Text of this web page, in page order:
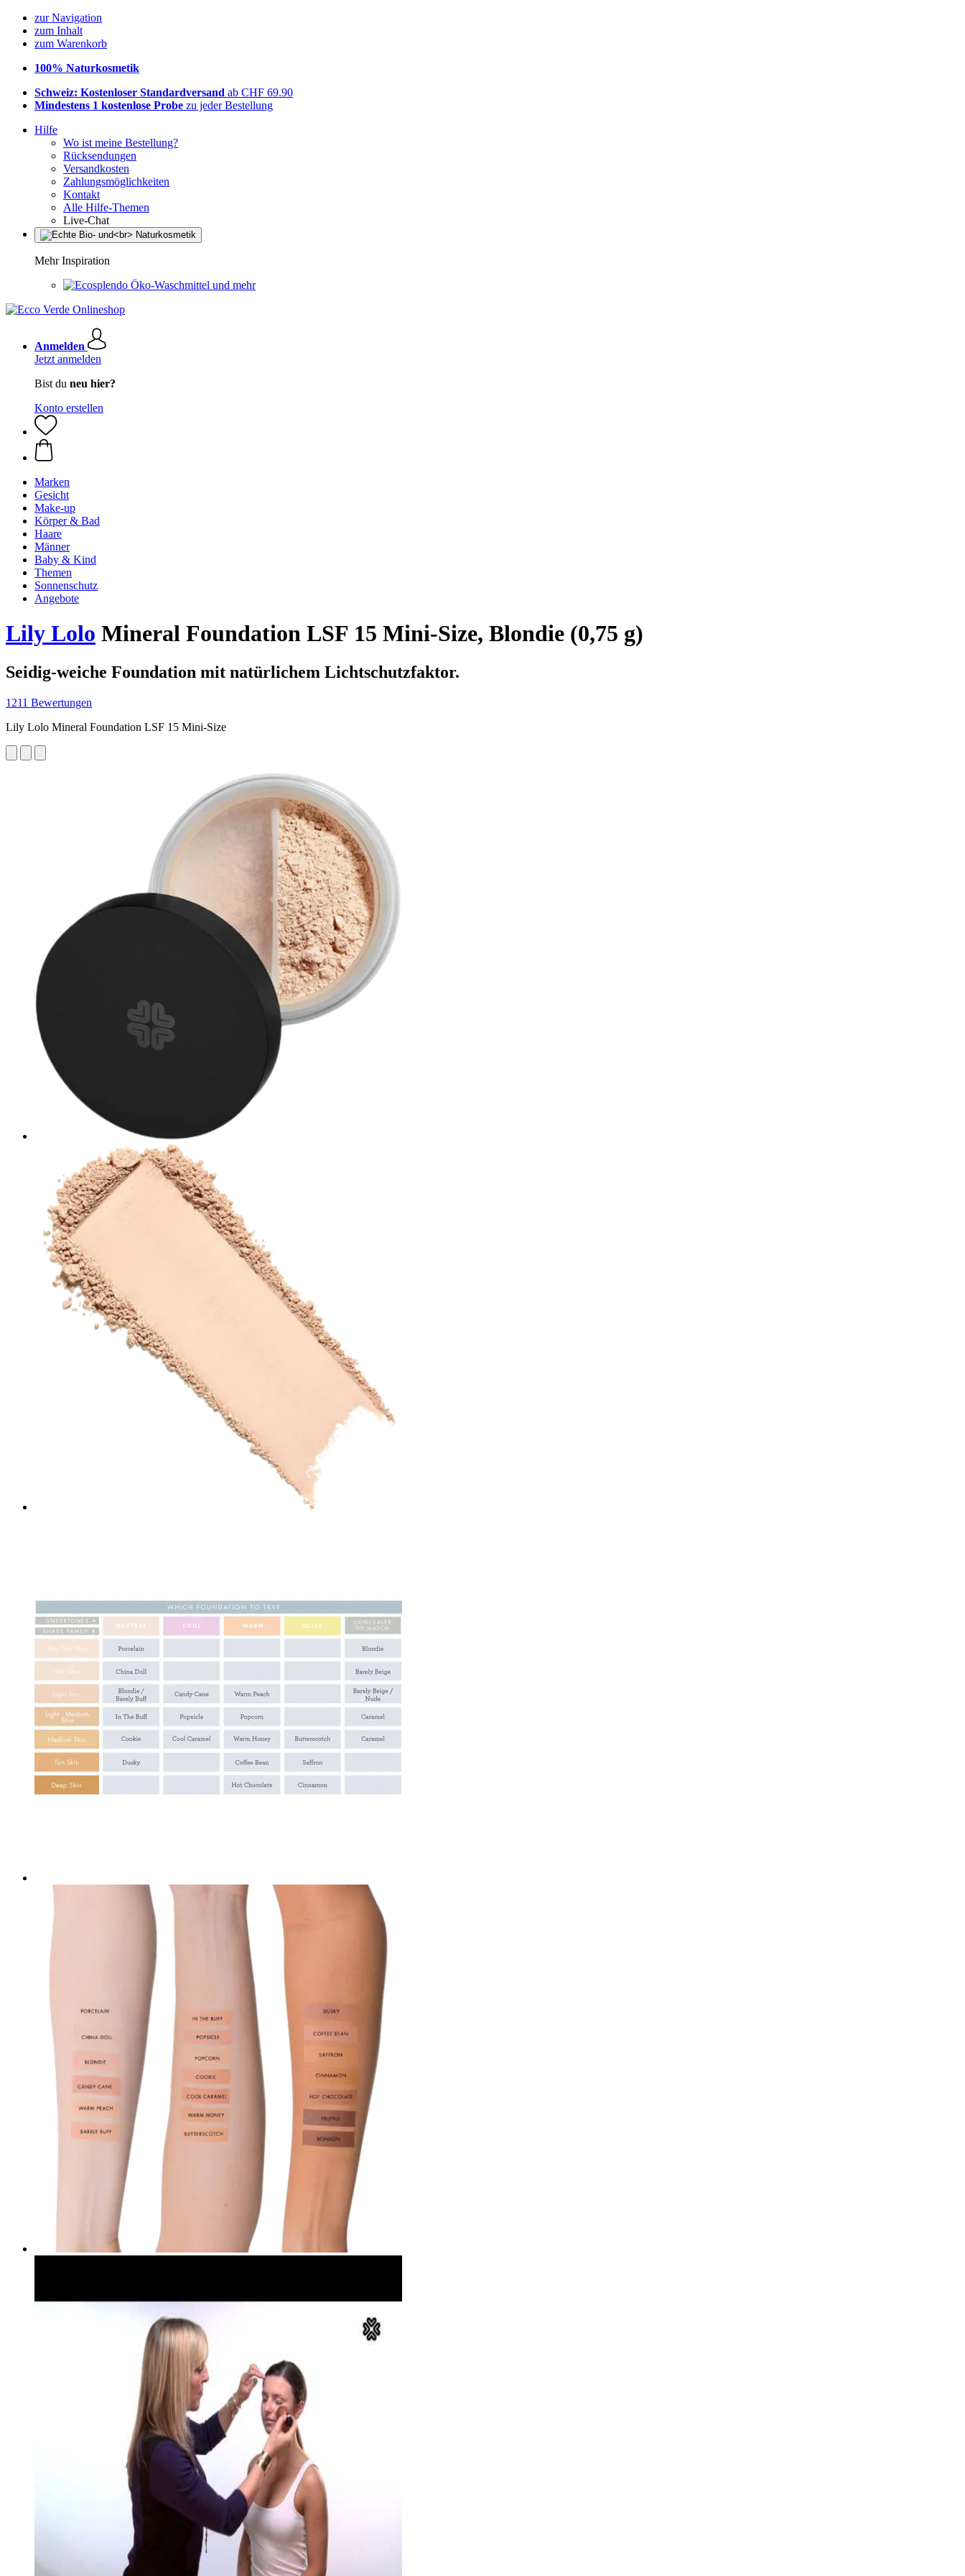
zur Navigation
zum Inhalt
zum Warenkorb
100% Naturkosmetik
Schweiz: Kostenloser Standardversand ab CHF 69.90
Mindestens 1 kostenlose Probe zu jeder Bestellung
Hilfe
Wo ist meine Bestellung?
Rücksendungen
Versandkosten
Zahlungsmöglichkeiten
Kontakt
Alle Hilfe-Themen
Live-Chat
Mehr Inspiration
Öko-Waschmittel und mehr
Anmelden
Jetzt anmelden
Bist du neu hier?
Konto erstellen
Marken
Gesicht
Make-up
Körper & Bad
Haare
Männer
Baby & Kind
Themen
Sonnenschutz
Angebote
Lily Lolo Mineral Foundation LSF 15 Mini-Size, Blondie (0,75 g)
Seidig-weiche Foundation mit natürlichem Lichtschutzfaktor.
1211 Bewertungen
Lily Lolo Mineral Foundation LSF 15 Mini-Size